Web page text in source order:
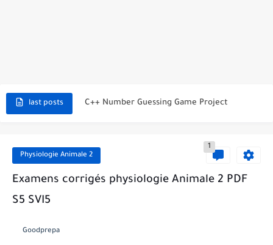
last posts C++ Number Guessing Game Project
C++ Simple Text Editor Project
Physiologie Animale 2
1
Examens corrigés physiologie Animale 2 PDF
S5 SVI5
Goodprepa